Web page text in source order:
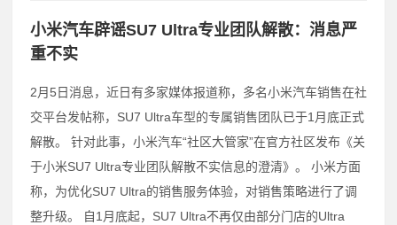
小米汽车辟谣SU7 Ultra专业团队解散：消息严
重不实
2月5日消息，近日有多家媒体报道称，多名小米汽车销售在社
交平台发帖称，SU7 Ultra车型的专属销售团队已于1月底正式
解散。 针对此事，小米汽车“社区大管家”在官方社区发布《关
于小米SU7 Ultra专业团队解散不实信息的澄清》。 小米方面
称，为优化SU7 Ultra的销售服务体验，对销售策略进行了调
整升级。 自1月底起，SU7 Ultra不再仅由部分门店的Ultra